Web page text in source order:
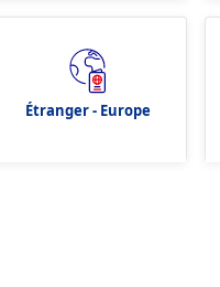
Étranger - Europe